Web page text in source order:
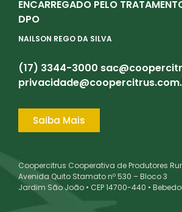
ENCARREGADO PELO
DPO
NAILSON REGO DA SILVA
(17) 3344-3000
Saiba Mais
Coopercitrus Cooperativa de Produtores
Avenida Quito Stamato nº 530 – Bloco 3
Jardim São João • CEP 14700-440 •